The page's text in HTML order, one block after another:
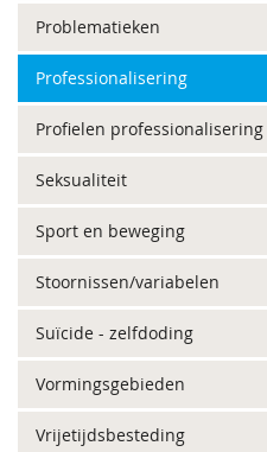
Problematieken
Professionalisering
Profielen professionalisering
Seksualiteit
Sport en beweging
Stoornissen/variabelen
Suïcide - zelfdoding
Vormingsgebieden
Vrijetijdsbesteding